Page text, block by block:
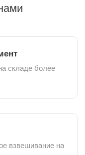
складе более
взвешивание на